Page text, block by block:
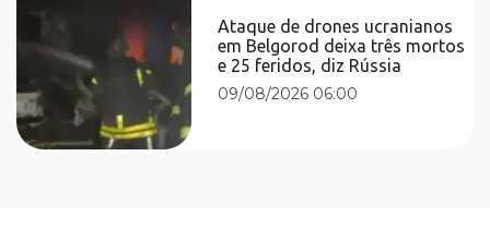
Ataque de drones ucranianos
em Belgorod deixa três mortos
e 25 feridos, diz Rússia
09/08/2026 06:00